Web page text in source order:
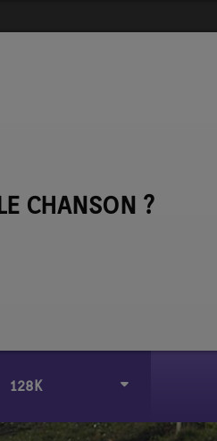
CHANSON ?
128K